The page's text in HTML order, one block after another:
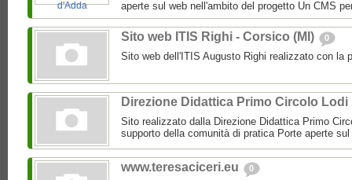
aperte sul web nell'ambito del progetto Un CMS
Sito web ITIS Righi - Corsico (MI) 0
Sito web dell'ITIS Augusto Righi realizzato con la
Direzione Didattica Primo Circolo Lodi
Sito realizzato dalla Direzione Didattica Primo
supporto della comunità di pratica Porte aperte
www.teresaciceri.eu 0